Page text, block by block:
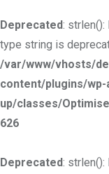
Deprecated:
type string is
/var/www/vhosts/
content/plugins/
up/classes/
626
Deprecated: